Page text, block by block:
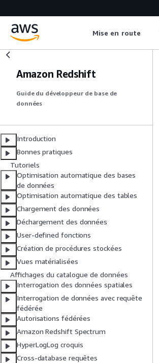
Mise en route
Amazon Redshift
Guide du développeur de base de
données
Introduction
Bonnes pratiques
Tutoriels
Optimisation automatique des bases
de données
Optimisation automatique des tables
Chargement des données
Déchargement des données
User-defined fonctions
Création de procédures stockées
Vues matérialisées
Affichages du catalogue de données
Interrogation des données spatiales
Interrogation de données avec requête
fédérée
Autorisations fédérées
Amazon Redshift Spectrum
HyperLogLog croquis
Cross-database requêtes